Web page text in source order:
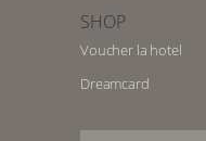
SHOP
Voucher la hotel
Dreamcard